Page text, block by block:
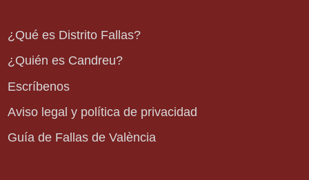
¿Qué es Distrito Fallas?
¿Quién es Candreu?
Escríbenos
Aviso legal y política de privacidad
Guía de Fallas de València